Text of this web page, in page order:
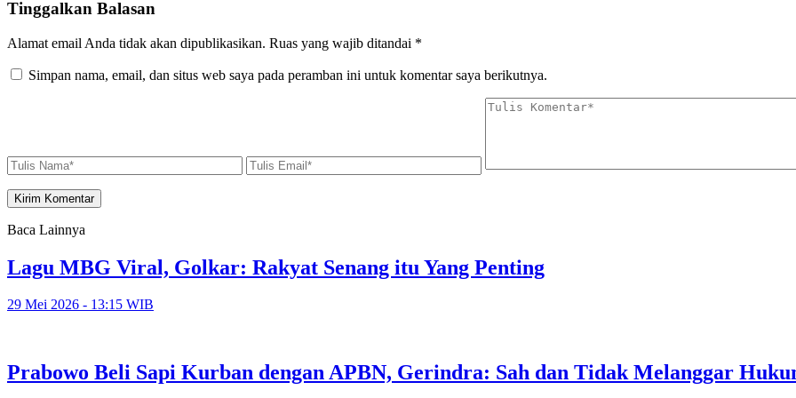
Tinggalkan Balasan
Alamat email Anda tidak akan dipublikasikan. Ruas yang wajib ditandai *
Simpan nama, email, dan situs web saya pada peramban ini untuk komentar saya berikutnya.
Baca Lainnya
Lagu MBG Viral, Golkar: Rakyat Senang itu Yang Penting
29 Mei 2026 - 13:15 WIB
Prabowo Beli Sapi Kurban dengan APBN, Gerindra: Sah dan Tidak Melanggar